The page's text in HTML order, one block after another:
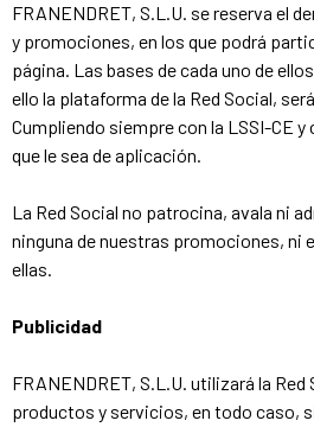
FRANENDRET, S.L.U. se reserva el
y promociones, en los que podrá
página. Las bases de cada uno de
ello la plataforma de la Red Social,
Cumpliendo siempre con la LSSI-CE
que le sea de aplicación.
La Red Social no patrocina, avala ni
ninguna de nuestras promociones, ni
ellas.
Publicidad
FRANENDRET, S.L.U. utilizará la
productos y servicios, en todo caso,